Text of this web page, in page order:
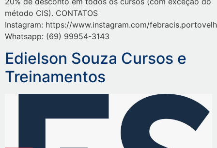
método CIS). CONTATOS
Instagram: https://www.instagram.com/
Whatsapp: (69) 99954-3143
Edielson Souza Cursos e
Treinamentos